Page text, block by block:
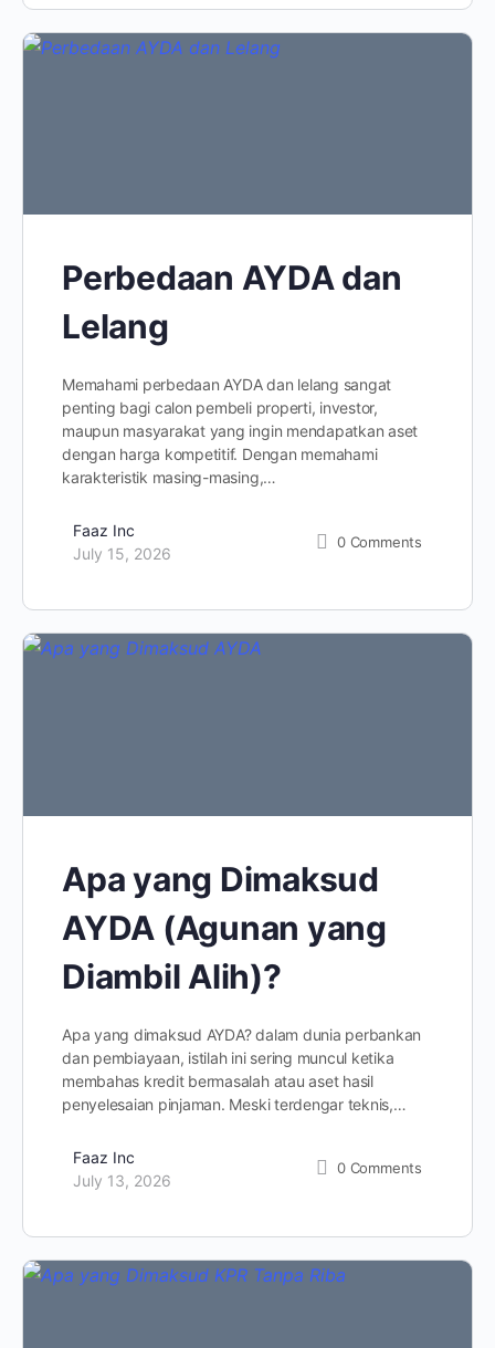
Perbedaan AYDA dan
Lelang
Memahami perbedaan AYDA dan lelang sangat
penting bagi calon pembeli properti, investor,
maupun masyarakat yang ingin mendapatkan aset
dengan harga kompetitif. Dengan memahami
karakteristik masing-masing,…
Faaz Inc
July 15, 2026
0 Comments
Apa yang Dimaksud
AYDA (Agunan yang
Diambil Alih)?
Apa yang dimaksud AYDA? dalam dunia perbankan
dan pembiayaan, istilah ini sering muncul ketika
membahas kredit bermasalah atau aset hasil
penyelesaian pinjaman. Meski terdengar teknis,…
Faaz Inc
July 13, 2026
0 Comments